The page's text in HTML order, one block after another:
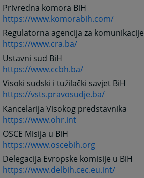
Privredna komora BiH
https://www.komorabih.com/
Regulatorna agencija za komunikacije
https://www.cra.ba/
Ustavni sud BiH
https://www.ccbh.ba/
Visoki sudski i tužilački savjet BiH
https://vsts.pravosudje.ba/
Kancelarija Visokog predstavnika
https://www.ohr.int
OSCE Misija u BiH
https://www.oscebih.org
Delegacija Evropske komisije u BiH
https://www.delbih.cec.eu.int/